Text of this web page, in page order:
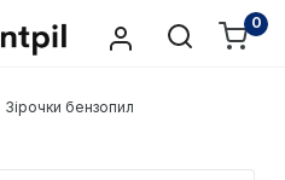
0
Зірочки бензопил